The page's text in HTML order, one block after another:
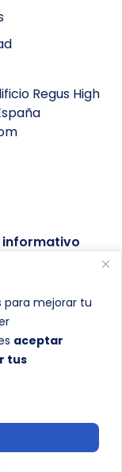
para mejorar tu
aceptar
tus
Regus High
informativo